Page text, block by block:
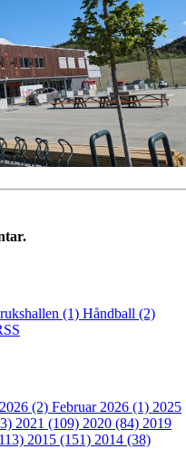
(1) Håndball (2)
(2) Februar 2026 (1) 2025
2021 (109) 2020 (84) 2019
2015 (151) 2014 (38)